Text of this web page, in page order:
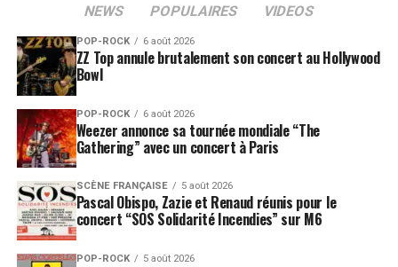
NEWS POPULAIRES VIDEOS
POP-ROCK 6 août 2026
ZZ Top annule brutalement son concert au Hollywood
Bowl
POP-ROCK 6 août 2026
Weezer annonce sa tournée mondiale “The
Gathering” avec un concert à Paris
SCÈNE FRANÇAISE 5 août 2026
Pascal Obispo, Zazie et Renaud réunis pour le
concert “SOS Solidarité Incendies” sur M6
POP-ROCK 5 août 2026